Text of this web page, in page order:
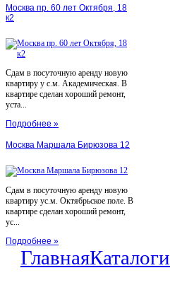
Москва пр. 60 лет Октября, 18
к2
Сдам в посуточную аренду новую
квартиру у с.м. Академическая. В
квартире сделан хороший ремонт,
уста...
Подробнее »
Москва Маршала Бирюзова 12
Сдам в посуточную аренду новую
квартиру ус.м. Октябрьское поле. В
квартире сделан хороший ремонт,
ус...
Подробнее »
ГлавнаяКаталоги